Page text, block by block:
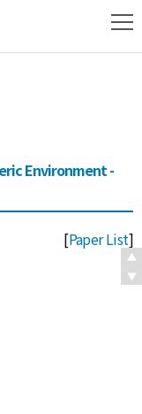
Environment -
[Paper List]